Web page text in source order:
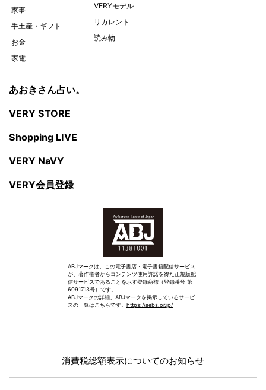
家事
手土産・ギフト
お金
家電
VERYモデル
リカレント
読み物
あおきさん占い。
VERY STORE
Shopping LIVE
VERY NaVY
VERY会員登録
ABJマークは、この電子書店・電子書籍配信サービス
が、著作権者からコンテンツ使用許諾を得た正規版配
信サービスであることを示す登録商標（登録番号 第
6091713号）です。
ABJマークの詳細、ABJマークを掲示しているサービ
スの一覧はこちらです。 https://aebs.or.jp/
消費税総額表示についてのお知らせ